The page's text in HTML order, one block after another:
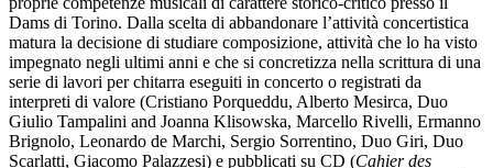
Dams di Torino. Dalla scelta di abbandonare l’attività concertistica
matura la decisione di studiare composizione, attività che lo ha visto
impegnato negli ultimi anni e che si concretizza nella scrittura di una
serie di lavori per chitarra eseguiti in concerto o registrati da
interpreti di valore (Cristiano Porqueddu, Alberto Mesirca, Duo
Giulio Tampalini and Joanna Klisowska, Marcello Rivelli, Ermanno
Brignolo, Leonardo de Marchi, Sergio Sorrentino, Duo Giri, Duo
Scarlatti, Giacomo Palazzesi) e pubblicati su CD (Cahier des